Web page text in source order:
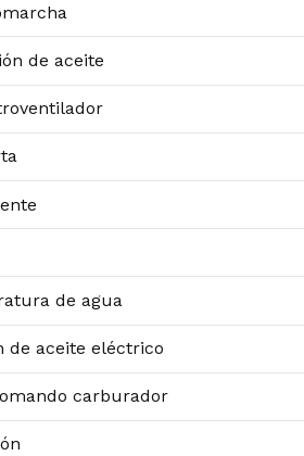
de aceite
de agua
de aceite eléctrico
carburador